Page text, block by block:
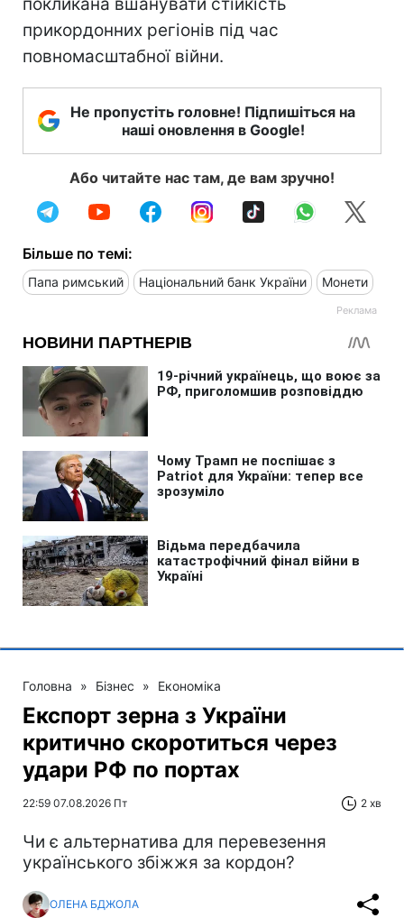
прикордонних регіонів під час
повномасштабної війни.
Не пропустіть головне! Підпишіться на
наші оновлення в Google!
Або читайте нас там, де вам зручно!
Більше по темі:
Папа римський Національний банк України Монети
Головна » Бізнес » Економіка
Експорт зерна з України
критично скоротиться через
удари РФ по портах
22:59 07.08.2026 Пт 2 хв
Чи є альтернатива для перевезення
українського збіжжя за кордон?
ОЛЕНА БДЖОЛА